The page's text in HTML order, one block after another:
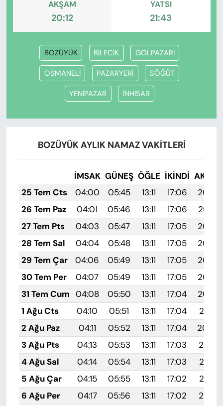
AKŞAM
20:12
YATSI
21:43
BOZÜYÜK BİLECİK GÖLPAZARI
OSMANELİ PAZARYERİ SÖĞÜT
YENİPAZAR İNHİSAR
BOZÜYÜK AYLIK NAMAZ VAKITLERI
İMSAK GÜNEŞ ÖĞLE İKINDI
25 Tem Cts
04:00 05:45 13:11 17:06
20:28
26 Tem Paz
04:01 05:46 13:11 17:06
20:27
27 Tem Pts
04:03 05:47 13:11 17:05
20:26
28 Tem Sal
04:04 05:48 13:11 17:05
20:25
29 Tem Çar
04:06 05:49 13:11 17:05
20:24
30 Tem Per
04:07 05:49 13:11 17:05
20:23
31 Tem Cum 04:08 05:50 13:11 17:04
20:22
1 Ağu Cts
04:10 05:51 13:11 17:04
20:21
2 Ağu Paz
04:11 05:52 13:11 17:04
20:20
3 Ağu Pts
04:13 05:53 13:11 17:03
20:19
4 Ağu Sal
04:14 05:54 13:11 17:03
20:18
5 Ağu Çar
04:15 05:55 13:11 17:02
20:17
6 Ağu Per
04:17 05:56 13:11 17:02
20:16